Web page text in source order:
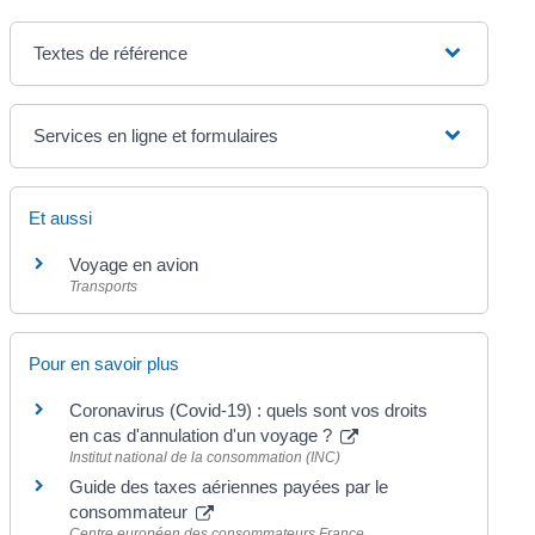
Textes de référence
Services en ligne et formulaires
Et aussi
Voyage en avion
Transports
Pour en savoir plus
Coronavirus (Covid-19) : quels sont vos droits
en cas d'annulation d'un voyage ?
Institut national de la consommation (INC)
Guide des taxes aériennes payées par le
consommateur